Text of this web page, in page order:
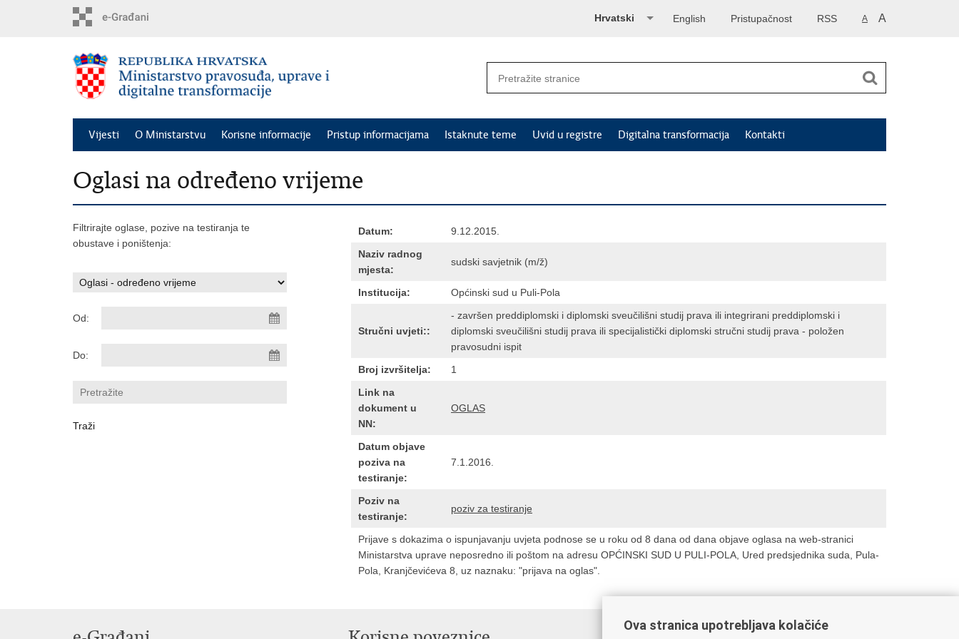
A A
RSS
Pristupačnost
English
Hrvatski
Vijesti O Ministarstvu Korisne informacije Pristup informacijama Istaknute teme Uvid u registre Digitalna transformacija Kontakti
Oglasi na određeno vrijeme
Filtrirajte oglase, pozive na testiranja te
obustave i poništenja:
Od:
Do:
Datum:
9.12.2015.
Naziv radnog
mjesta:
sudski savjetnik (m/ž)
Institucija: Općinski sud u Puli-Pola
Stručni uvjeti::
- završen preddiplomski i diplomski sveučilišni studij prava ili integrirani preddiplomski i
diplomski sveučilišni studij prava ili specijalistički diplomski stručni studij prava - položen
pravosudni ispit
Broj izvršitelja:
1
Link na
dokument u
NN:
OGLAS
Datum objave
poziva na
testiranje:
7.1.2016.
Poziv na
testiranje:
poziv za testiranje
Prijave s dokazima o ispunjavanju uvjeta podnose se u roku od 8 dana od dana objave oglasa na web-stranici
Ministarstva uprave neposredno ili poštom na adresu OPĆINSKI SUD U PULI-POLA, Ured predsjednika suda, Pula-
Pola, Kranjčevićeva 8, uz naznaku: "prijava na oglas".
Ova stranica upotrebljava kolačiće